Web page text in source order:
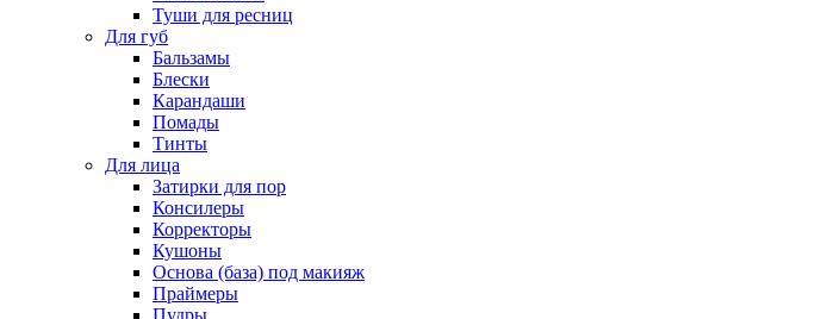
Туши для ресниц
Для губ
Бальзамы
Блески
Карандаши
Помады
Тинты
Для лица
Затирки для пор
Консилеры
Корректоры
Кушоны
Основа (база) под макияж
Праймеры